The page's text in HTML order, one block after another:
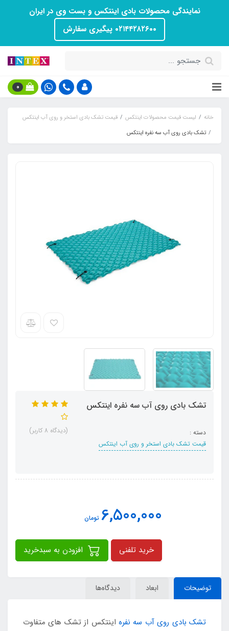
نمایندگی محصولات بادی اینتکس و بست وی در ایران
۰۲۱۴۴۲۸۲۶۰۰ پیگیری سفارش
0
خانه لیست قیمت محصولات اینتکس
قیمت تشک بادی استخر و روی آب اینتکس
تشک بادی روی آب سه نفره اینتکس
تشک بادی روی آب سه نفره اینتکس
دسته :
قیمت تشک بادی استخر و روی آب اینتکس
(دیدگاه 8 کاربر)
6,500,000 تومان
خرید تلفنی
توضیحات ابعاد دیدگاه‌ها
تشک بادی روی آب سه نفره اینتکس از تشک های متفاوت